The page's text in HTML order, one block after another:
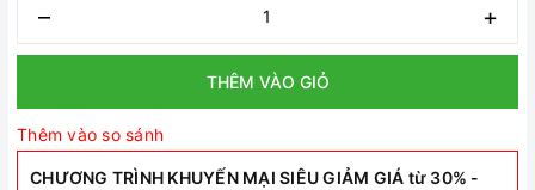
– +
THÊM VÀO GIỎ
Thêm vào so sánh
CHƯƠNG TRÌNH KHUYẾN MẠI SIÊU GIẢM GIÁ từ 30% -